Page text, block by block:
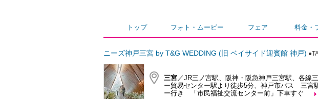
トップ フォト・ムービー フェア 料金・
ニーズ神戸三宮 by T&G WEDDING (旧 ベイサイド迎賓館 神戸)
三宮／JR三ノ宮駅、阪神・阪急神戸三宮駅、各線
ー貿易センター駅より徒歩5分、神戸市バス 三宮
ー行き 「市民福祉交流センター前」下車すぐ